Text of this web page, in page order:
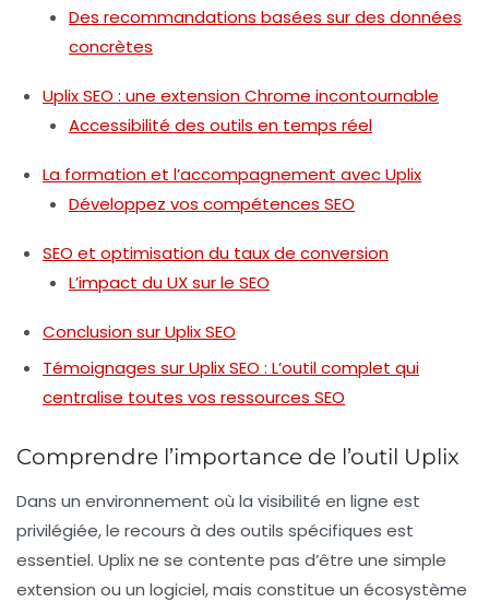
Des recommandations basées sur des données
concrètes
Uplix SEO : une extension Chrome incontournable
Accessibilité des outils en temps réel
La formation et l’accompagnement avec Uplix
Développez vos compétences SEO
SEO et optimisation du taux de conversion
L’impact du UX sur le SEO
Conclusion sur Uplix SEO
Témoignages sur Uplix SEO : L’outil complet qui
centralise toutes vos ressources SEO
Comprendre l’importance de l’outil Uplix
Dans un environnement où la visibilité en ligne est
privilégiée, le recours à des outils spécifiques est
essentiel. Uplix ne se contente pas d’être une simple
extension ou un logiciel, mais constitue un écosystème